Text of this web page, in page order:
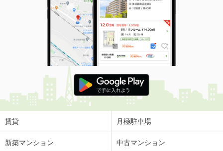
賃貸 月極駐車場
新築マンション 中古マンション